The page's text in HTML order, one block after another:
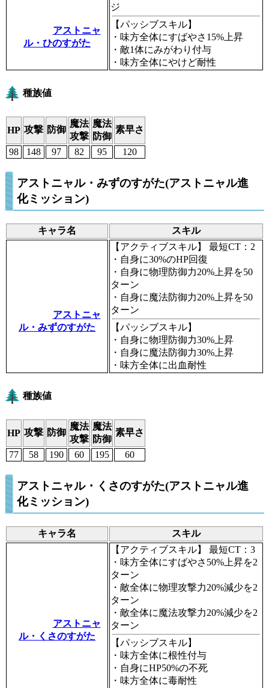
アストニャ
ル・ひのすがた
ジ
【パッシブスキル】
・味方全体にすばやさ15%上昇
・敵1体にみがわり付与
・味方全体にやけど耐性
種族値
HP 攻撃 防御
魔法
攻撃
魔法
防御
素早さ
98 148 97 82 95 120
アストニャル・みずのすがた(アストニャル進
化ミッション)
キャラ名 スキル
アストニャ
ル・みずのすがた
【アクティブスキル】
最短CT：2
・自身に30%のHP回復
・自身に物理防御力20%上昇を50
ターン
・自身に魔法防御力20%上昇を50
ターン
【パッシブスキル】
・自身に物理防御力30%上昇
・自身に魔法防御力30%上昇
・味方全体に出血耐性
種族値
HP 攻撃 防御
魔法
攻撃
魔法
防御
素早さ
77 58 190 60 195 60
アストニャル・くさのすがた(アストニャル進
化ミッション)
キャラ名 スキル
アストニャ
ル・くさのすがた
【アクティブスキル】
最短CT：3
・味方全体にすばやさ50%上昇を2
ターン
・敵全体に物理攻撃力20%減少を2
ターン
・敵全体に魔法攻撃力20%減少を2
ターン
【パッシブスキル】
・味方全体に根性付与
・自身にHP50%の不死
・味方全体に毒耐性